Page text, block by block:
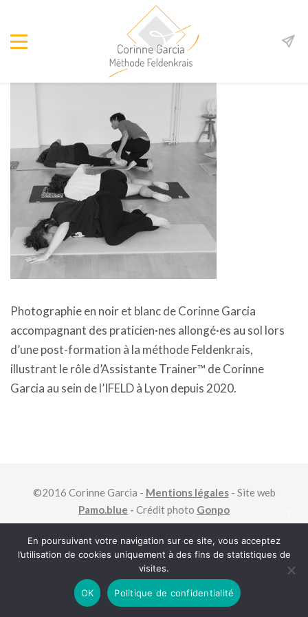
Photographie en noir et blanc de Corinne Garcia
accompagnant des praticien·nes allongé·es au sol lors
d’une post-formation à la méthode Feldenkrais,
illustrant le rôle d’Assistante Trainer™ de Corinne
Garcia au sein de l’IFELD à Lyon depuis 2020.
©2016 Corinne Garcia - Mentions légales- Site web
Pamo.blue - Crédit photo Gonpo
En poursuivant votre navigation sur ce site, vous acceptez
l’utilisation de cookies uniquement à des fins de statistiques de
visites.
OK Politique de confidentialité